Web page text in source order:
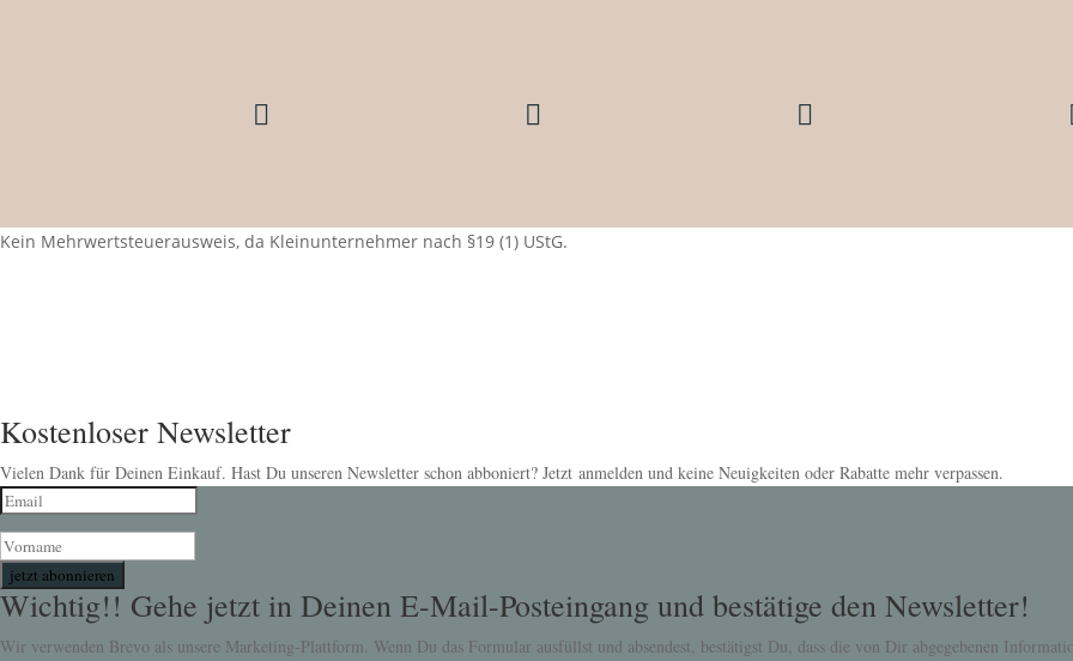
  
Kein Mehrwertsteuerausweis, da Kleinunternehmer nach §19 (1) UStG.
Kostenloser Newsletter
Vielen Dank für Deinen Einkauf. Hast Du unseren Newsletter schon abboniert? Jetzt anmelden und keine Neuigkeiten oder Rabatte mehr verpassen.
jetzt abonnieren
Wichtig!! Gehe jetzt in Deinen E-Mail-Posteingang und bestätige den Newsletter!
Wir verwenden Brevo als unsere Marketing-Plattform. Wenn Du das Formular ausfüllst und absendest, bestätigst Du, dass die von Dir abgegebenen